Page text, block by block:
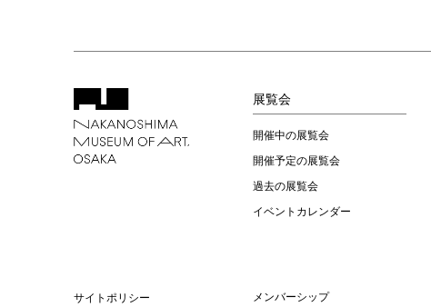
展覧会
開催中の展覧会
開催予定の展覧会
過去の展覧会
イベントカレンダー
サイトポリシー メンバーシップ